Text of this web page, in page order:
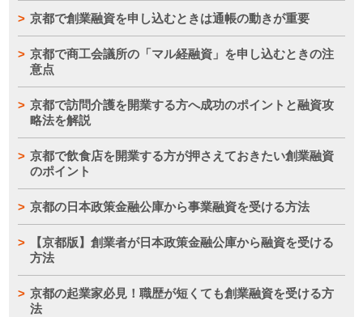
京都で創業融資を申し込むときは通帳の動きが重要
京都で商工会議所の「マル経融資」を申し込むときの注
意点
京都で訪問介護を開業する方へ成功のポイントと融資攻
略法を解説
京都で飲食店を開業する方が押さえておきたい創業融資
のポイント
京都の日本政策金融公庫から事業融資を受ける方法
【京都版】創業者が日本政策金融公庫から融資を受ける
方法
京都の起業家必見！職歴が短くても創業融資を受ける方
法